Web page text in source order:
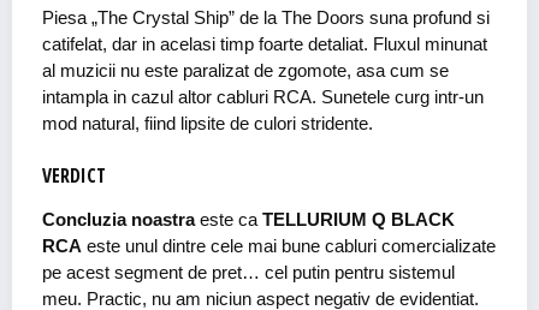
Piesa „The Crystal Ship” de la The Doors suna profund si
catifelat, dar in acelasi timp foarte detaliat. Fluxul minunat
al muzicii nu este paralizat de zgomote, asa cum se
intampla in cazul altor cabluri RCA. Sunetele curg intr-un
mod natural, fiind lipsite de culori stridente.
VERDICT
Concluzia noastraeste ca TELLURIUM Q BLACK
RCA este unul dintre cele mai bune cabluri comercializate
pe acest segment de pret… cel putin pentru sistemul
meu. Practic, nu am niciun aspect negativ de evidentiat.